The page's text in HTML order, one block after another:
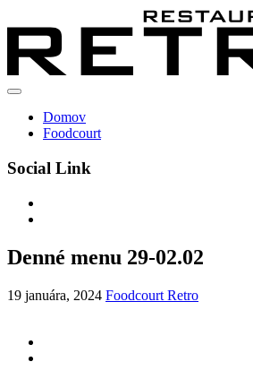
Domov
Foodcourt
Social Link
Denné menu 29-02.02
19 januára, 2024 Foodcourt Retro